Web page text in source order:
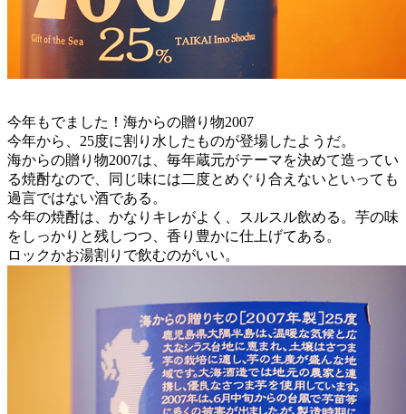
今年もでました！海からの贈り物2007
今年から、25度に割り水したものが登場したようだ。
海からの贈り物2007は、毎年蔵元がテーマを決めて造ってい
る焼酎なので、同じ味には二度とめぐり合えないといっても
過言ではない酒である。
今年の焼酎は、かなりキレがよく、スルスル飲める。芋の味
をしっかりと残しつつ、香り豊かに仕上げてある。
ロックかお湯割りで飲むのがいい。